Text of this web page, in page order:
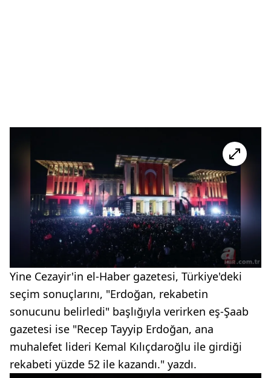
Yine Cezayir'in el-Haber gazetesi, Türkiye'deki
seçim sonuçlarını, "Erdoğan, rekabetin
sonucunu belirledi" başlığıyla verirken eş-Şaab
gazetesi ise "Recep Tayyip Erdoğan, ana
muhalefet lideri Kemal Kılıçdaroğlu ile girdiği
rekabeti yüzde 52 ile kazandı." yazdı.